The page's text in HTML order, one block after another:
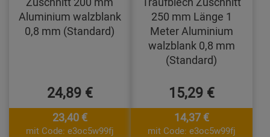
Aluminium walzblank
0,8 mm (Standard)
24,89 €
23,40 €
mit Code: e3oc5w99fj
250 mm Länge 1
Meter Aluminium
walzblank 0,8 mm
(Standard)
15,29 €
14,37 €
mit Code: e3oc5w99fj